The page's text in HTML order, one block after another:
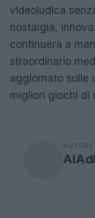
videoludica
nostalgia,
continuerà a
straordinario
aggiornato sulle
migliori giochi di
AUTORE